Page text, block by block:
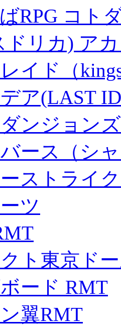
RPG コト
ドリカ) ア
イド（
ア(LAST
ンジョン
ース（シ
ストライ
ツ
ト東京ド
ード RMT
翼RMT